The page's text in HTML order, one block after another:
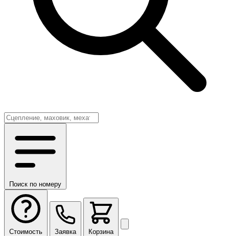
Поиск по номеру
Стоимость Заявка Корзина